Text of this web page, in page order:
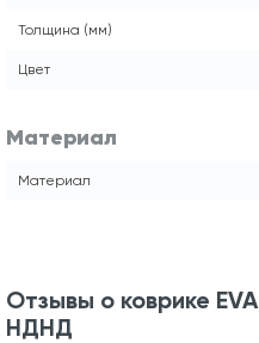
Толщина (мм)
Цвет
Материал
Материал
Отзывы о коврике
НДНД